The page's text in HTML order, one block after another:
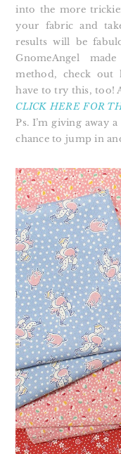
into the more
your fabric and
results will be
GnomeAngel
method, check out
have to try this, too!
CLICK HERE FOR
Ps. I’m giving away
chance to jump in